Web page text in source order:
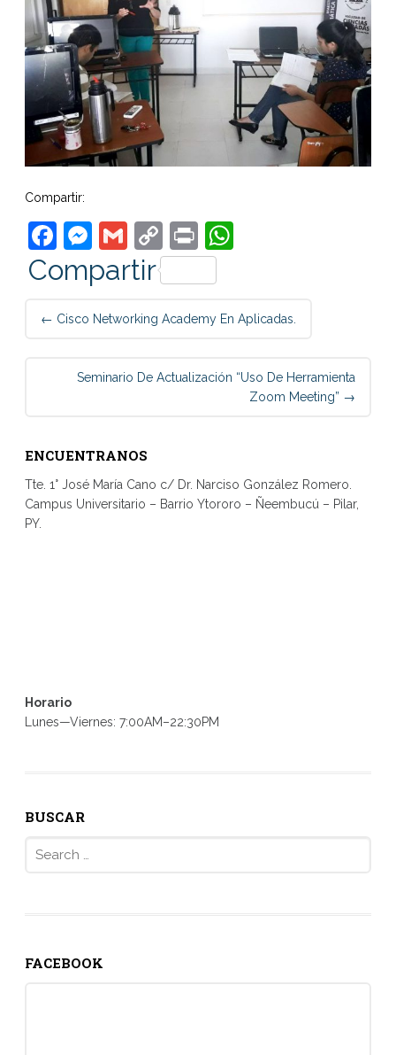
Compartir:
Facebook
Messenger
Gmail
Copy
Link
PrintWhatsApp
Compartir
Post
navigation
← Cisco Networking Academy En Aplicadas.
Seminario De Actualización “Uso De Herramienta
Zoom Meeting” →
ENCUENTRANOS
Tte. 1° José María Cano c/ Dr. Narciso González Romero.
Campus Universitario – Barrio Ytororo – Ñeembucú – Pilar,
PY.
Horario
Lunes—Viernes: 7:00AM–22:30PM
BUSCAR
FACEBOOK